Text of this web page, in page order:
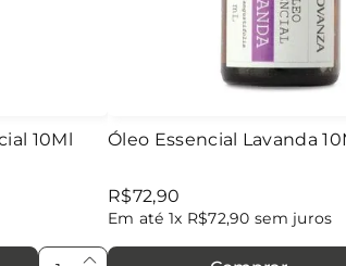
10Ml
Óleo Essencial Lavanda
R$72,90
Em até 1x R$72,90 sem juros